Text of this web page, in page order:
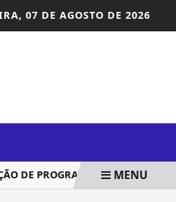
07 DE AGOSTO DE 2026
DE PROGRAMA NACIONAL DE
MENU